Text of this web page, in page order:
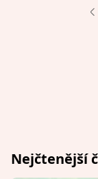
Nejčtenější